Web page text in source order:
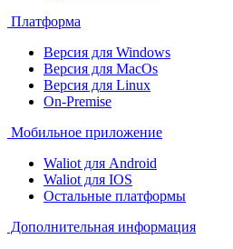
Платформа
Версия для Windows
Версия для MacOs
Версия для Linux
On-Premise
Мобильное приложение
Waliot для Android
Waliot для IOS
Остальные платформы
Дополнительная информация